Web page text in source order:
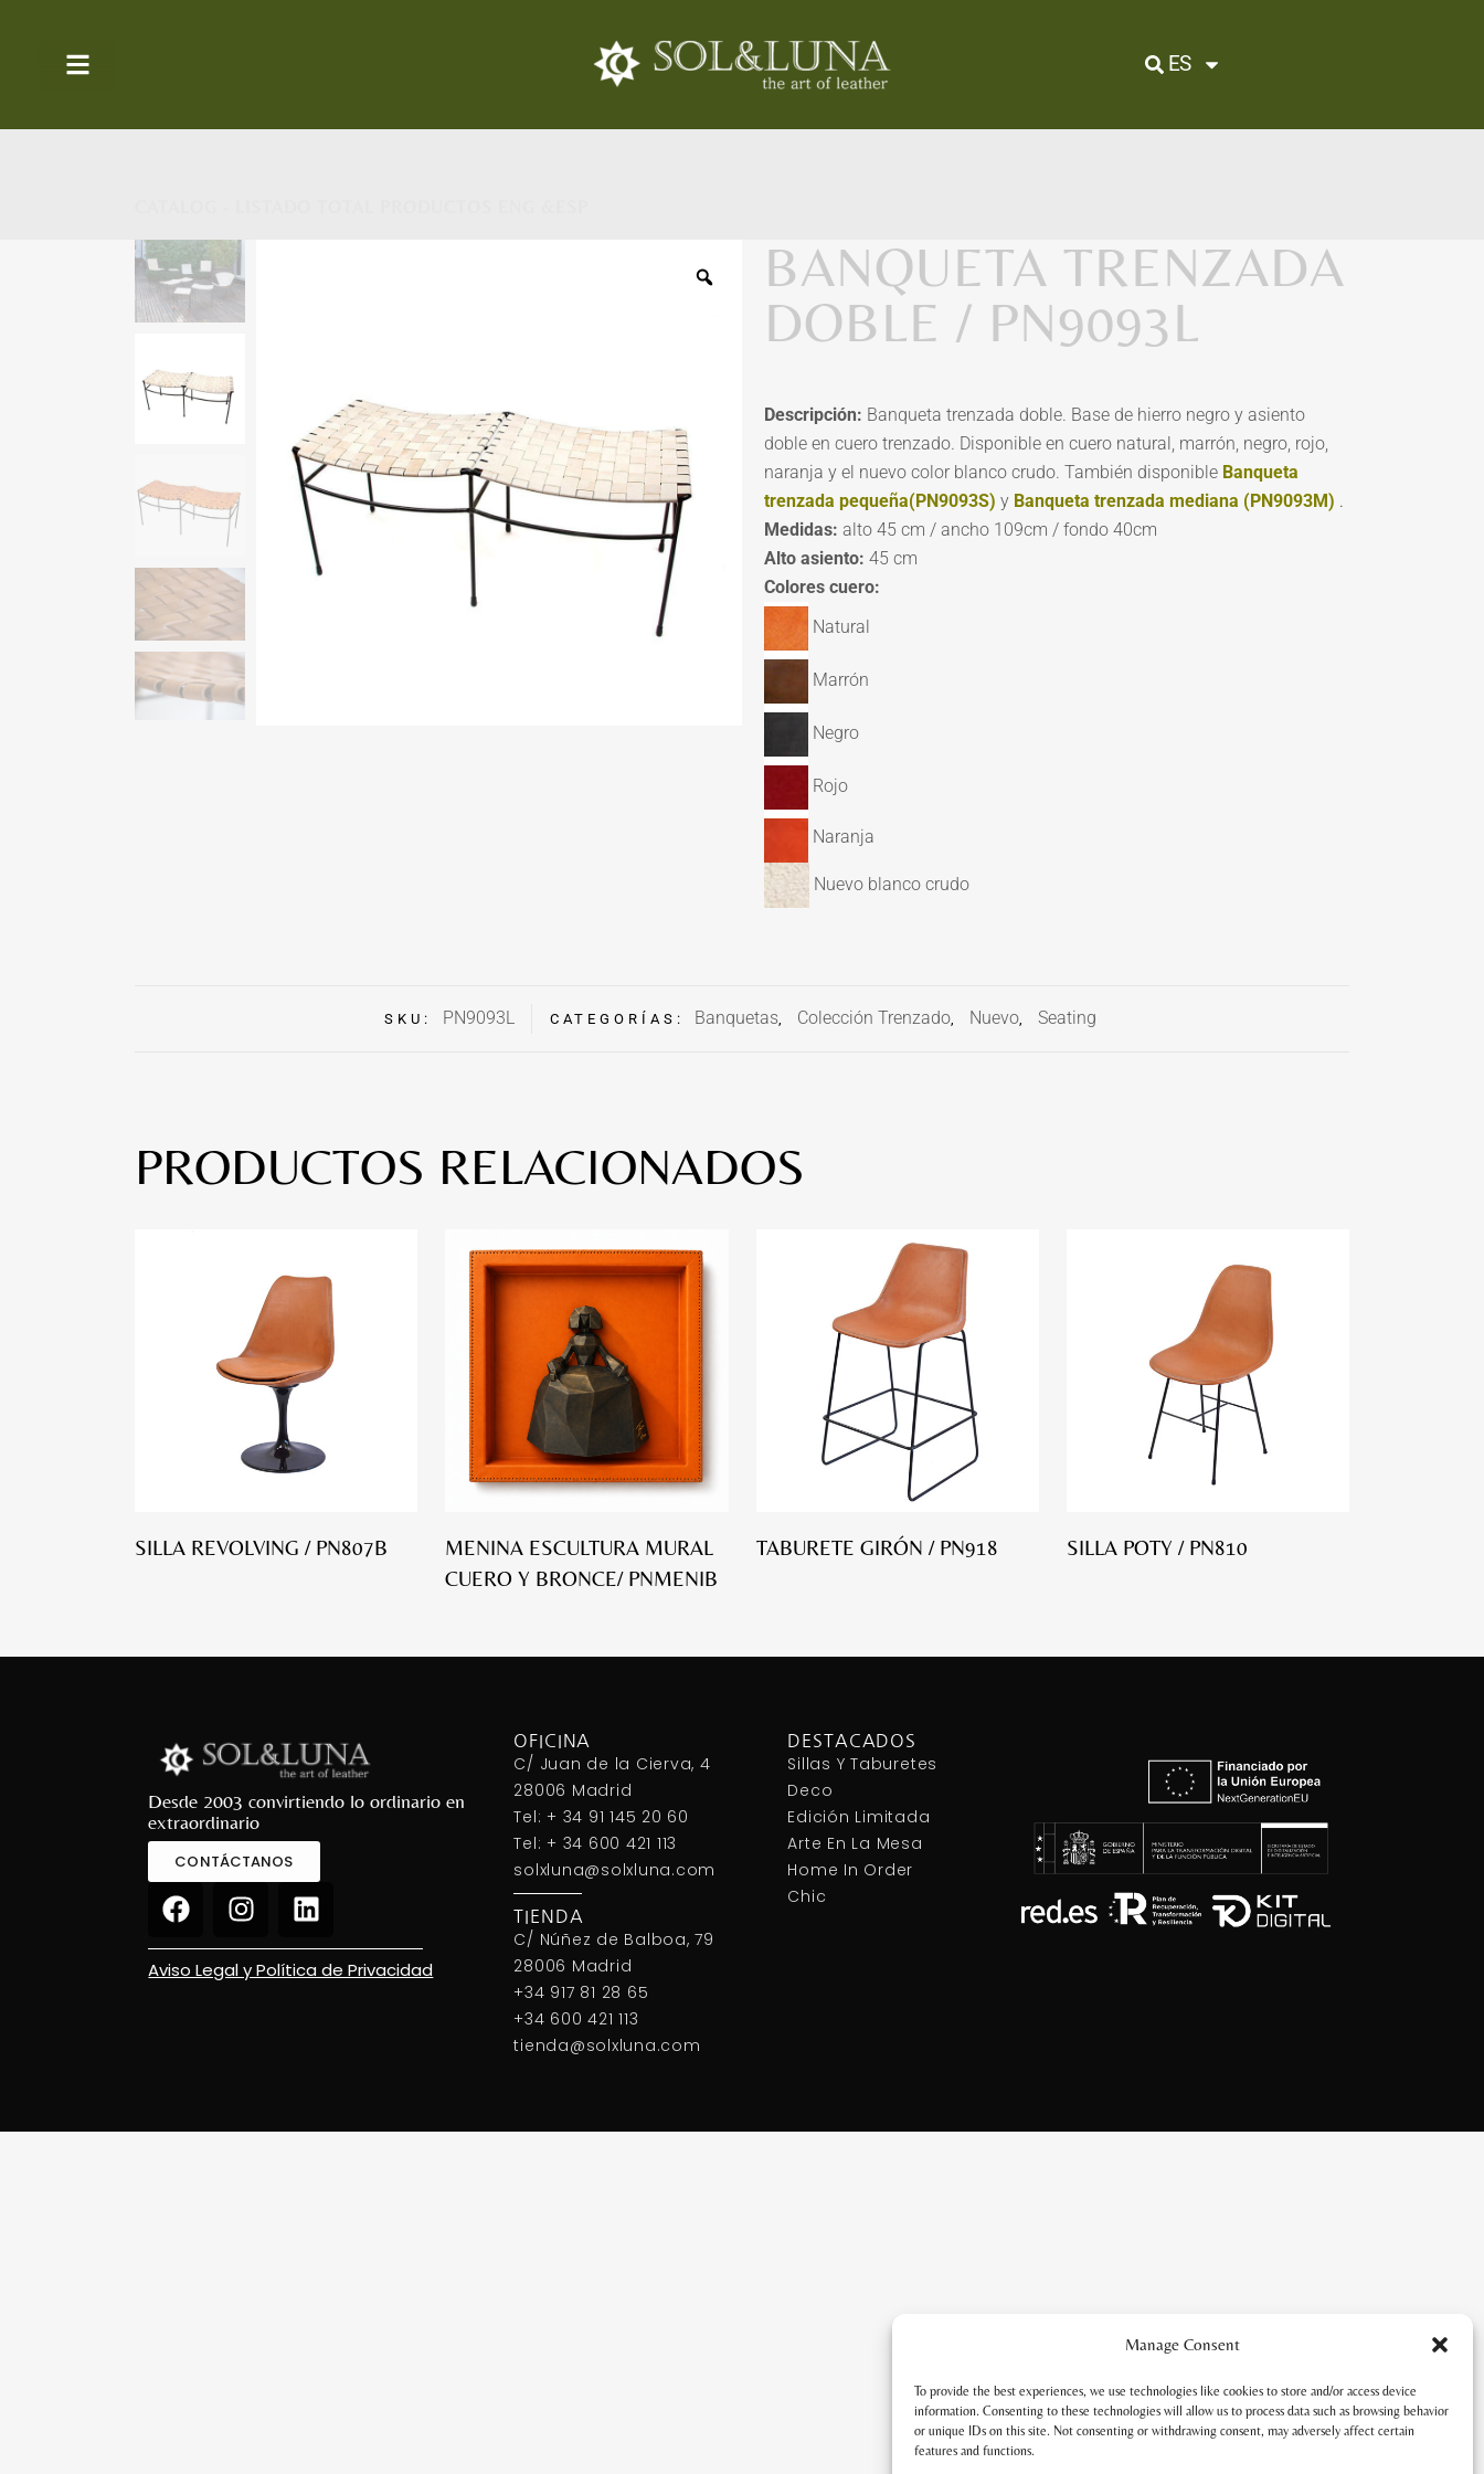
Manage Consent
To provide the best experiences, we use technologies like cookies to store and/or access device
information. Consenting to these technologies will allow us to process data such as browsing behavior
or unique IDs on this site. Not consenting or withdrawing consent, may adversely affect certain
features and functions.
ES
BANQUETA TRENZADA
DOBLE / PN9093L
Descripción: Banqueta trenzada doble. Base de hierro negro y asiento
doble en cuero trenzado. Disponible en cuero natural, marrón, negro, rojo,
naranja y el nuevo color blanco crudo. También disponible Banqueta
trenzada pequeña(PN9093S) y Banqueta trenzada mediana (PN9093M) .
Medidas: alto 45 cm / ancho 109cm / fondo 40cm
Alto asiento: 45 cm
Colores cuero:
Natural
Marrón
Negro
Rojo
Naranja
Nuevo blanco crudo
SKU: PN9093L CATEGORÍAS: Banquetas, Colección Trenzado, Nuevo, Seating
PRODUCTOS RELACIONADOS
SILLA REVOLVING / PN807B
MENINA ESCULTURA MURAL
CUERO Y BRONCE/ PNMENIB
TABURETE GIRÓN / PN918 SILLA POTY / PN810
Desde 2003 convirtiendo lo ordinario en
extraordinario
CONTÁCTANOS
Aviso Legal y Política de Privacidad
OFICINA
C/ Juan de la Cierva, 4
28006 Madrid
Tel: + 34 91 145 20 60
Tel: + 34 600 421 113
solxluna@solxluna.com
TIENDA
C/ Núñez de Balboa, 79
28006 Madrid
+34 917 81 28 65
+34 600 421 113
tienda@solxluna.com
DESTACADOS
Sillas Y Taburetes
Deco
Edición Limitada
Arte En La Mesa
Home In Order
Chic